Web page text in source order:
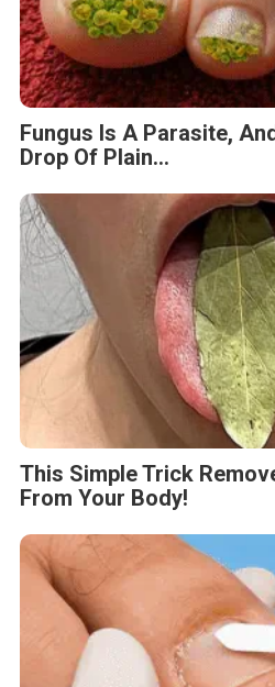
Fungus Is A Parasite,
Drop Of Plain...
This Simple Trick
From Your Body!